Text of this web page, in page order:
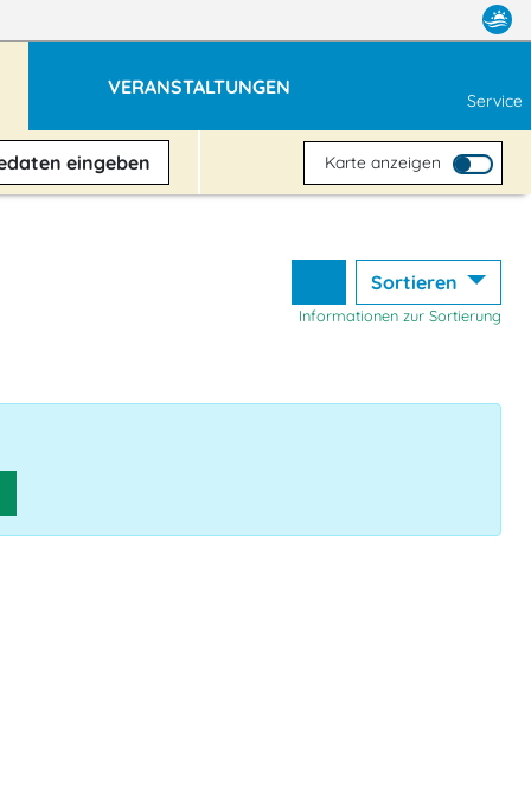
VERANSTALTUNGEN
Service
eingeben Karte anzeigen
Sortieren
Informationen zur Sortierung